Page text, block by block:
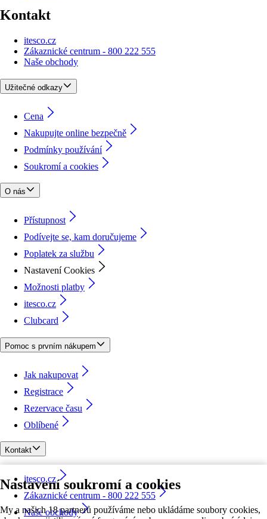
Nastavení soukromí a cookies
My a našich 18 partnerů používáme nebo ukládáme soubory cookies,
Kontakt
itesco.cz
Zákaznické centrum - 800 222 555
Naše obchody
Užitečné odkazy
Cena
Nakupujte online bezpečně
Podmínky používání
Soukromí a cookies
O nás
Přístupnost
Podívejte se, kam doručujeme
Poplatek za službu
Nastavení Cookies
Možnosti platby
itesco.cz
Clubcard
Pomoc s prvním nákupem
Jak nakupovat
Registrace
Rezervace času
Oblíbené
Kontakt
itesco.cz
Zákaznické centrum - 800 222 555
Naše obchody